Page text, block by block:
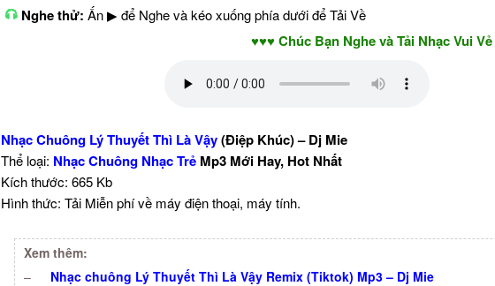
Nghe thử: Ấn ▶ để Nghe và kéo xuống phía dưới để Tải Về
♥♥♥ Chúc Bạn Nghe và Tải Nhạc Vui Vẻ -
Nhạc Chuông Lý Thuyết Thì Là Vậy(Điệp Khúc) – Dj Mie
Thể loại: Nhạc Chuông Nhạc Trẻ Mp3 Mới Hay, Hot Nhất
Kích thước: 665 Kb
Hình thức: Tải Miễn phí về máy điện thoại, máy tính.
Xem thêm:
–
Nhạc chuông Lý Thuyết Thì Là Vậy Remix (Tiktok) Mp3 – Dj Mie